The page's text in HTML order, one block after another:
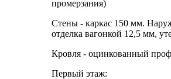
промерзания)
Стены - каркас 150 мм.
отделка вагонкой 12,5 мм,
Кровля - оцинкованный
Первый этаж: